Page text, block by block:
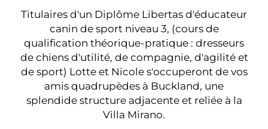
Titulaires d'un Diplôme Libertas d'éducateur
canin de sport niveau 3, (cours de
qualification théorique-pratique : dresseurs
de chiens d'utilité, de compagnie, d'agilité et
de sport) Lotte et Nicole s'occuperont de vos
amis quadrupèdes à Buckland, une
splendide structure adjacente et reliée à la
Villa Mirano.